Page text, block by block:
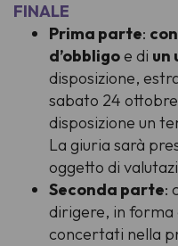
FINALE
Prima parte:
d’obbligoe di un
disposizione,
sabato 24
disposizione un
La giuria sarà
oggetto di
Seconda parte:
dirigere, in forma
concertati nella